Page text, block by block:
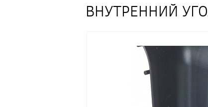
ВНУТРЕННИЙ